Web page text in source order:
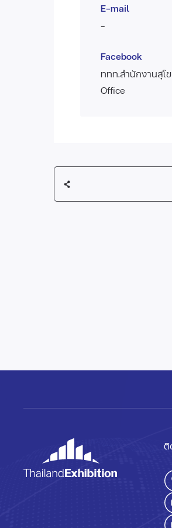
E-mail
-
Facebook
ททท.สำนักงานสุโ
Office
ติ